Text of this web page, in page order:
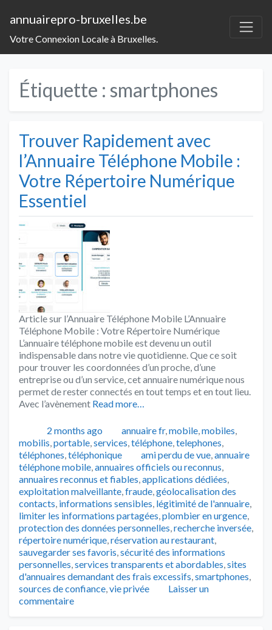
annuairepro-bruxelles.be
Votre Connexion Locale à Bruxelles.
Étiquette : smartphones
Trouver Rapidement avec
l’Annuaire Téléphone Mobile :
Votre Répertoire Numérique
Essentiel
Article sur l’Annuaire Téléphone Mobile L’Annuaire
Téléphone Mobile : Votre Répertoire Numérique
L’annuaire téléphone mobile est devenu un outil
indispensable dans notre vie quotidienne. Que ce soit
pour trouver les coordonnées d’un proche, d’une
entreprise ou d’un service, cet annuaire numérique nous
permet de rester connectés en tout temps et en tout lieu.
Avec l’avènement Read more…
Publié2 months ago Catégories
annuaire fr,mobile,mobiles,
mobilis,portable,services,téléphone,telephones,
téléphones,téléphonique Tags
ami perdu de vue,annuaire
téléphone mobile,annuaires officiels ou reconnus,
annuaires reconnus et fiables,applications dédiées,
exploitation malveillante,fraude,géolocalisation des
contacts, informations sensibles, légitimité de l'annuaire,
limiter les informations partagées,plombier en urgence,
protection des données personnelles,recherche inversée,
répertoire numérique,réservation au restaurant,
sauvegarder ses favoris,sécurité des informations
personnelles,services transparents et abordables,sites
d'annuaires demandant des frais excessifs,smartphones,
sources de confiance,vie privée
Laisser un
commentaire